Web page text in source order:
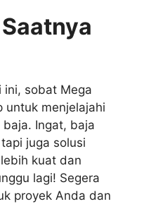
ini, sobat Mega
untuk menjelajahi
Ingat, baja
juga solusi
kuat dan
lagi! Segera
proyek Anda dan